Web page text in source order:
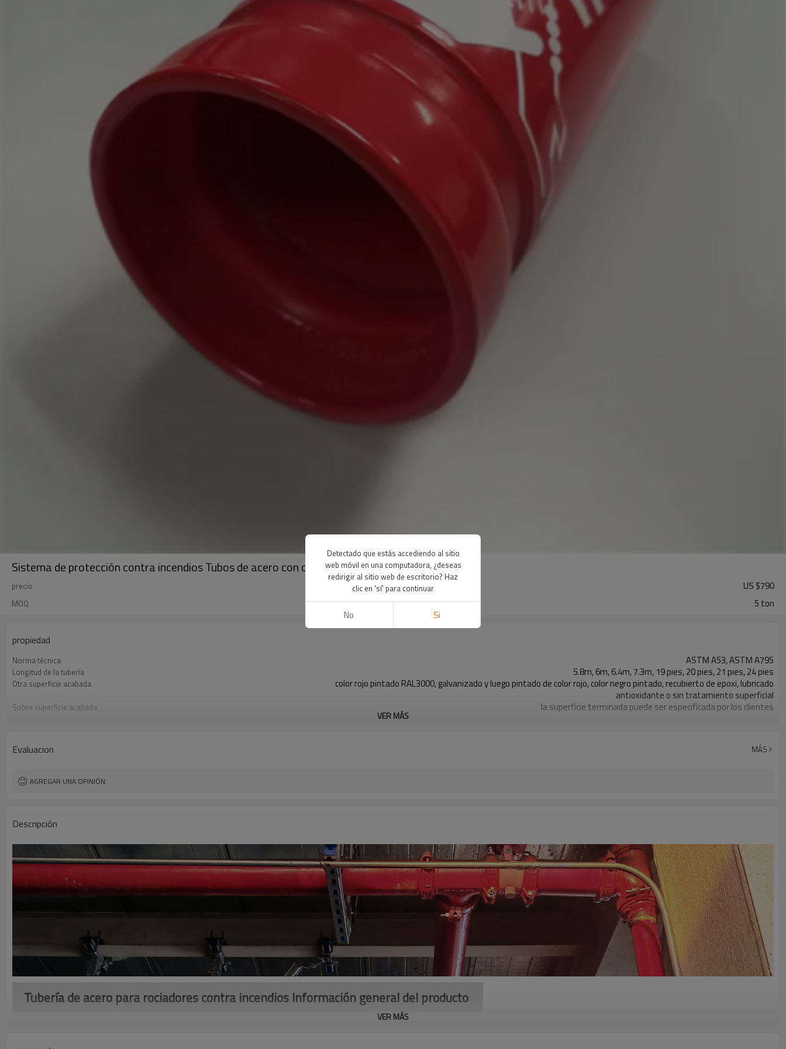
Sistema de protección contra incendios Tubos de acero con certificados FM
precio US $790
MOQ 5 ton
propiedad
Norma técnica ASTM A53, ASTM A795
Longitud de la tubería 5.8m, 6m, 6.4m, 7.3m, 19 pies, 20 pies, 21 pies, 24 pies
Otra superficie acabada
color rojo pintado RAL3000, galvanizado y luego pintado de color rojo, color negro pintado, recubierto de epoxi, lubricado
antioxidante o sin tratamiento superficial
Sobre superficie acabada la superficie terminada puede ser especificada por los clientes
Acero carbono
Embalaje Embalaje de fleje de acero
Protector final
VER MÁS
Evaluacion MÁS
AGREGAR UNA OPINIÓN
Descripción
Tubería de acero para rociadores contra incendios Información general del producto
acero al carbono y se utilizan para distribuir agua u otros agentes extintores por un edificio en caso de incendio. Las tuberías para rociadores contra incendios suelen instalarse en una red de
VER MÁS
Detectado que estás accediendo al sitio
web móvil en una computadora, ¿deseas
redirigir al sitio web de escritorio? Haz
clic en 'sí' para continuar
No Si